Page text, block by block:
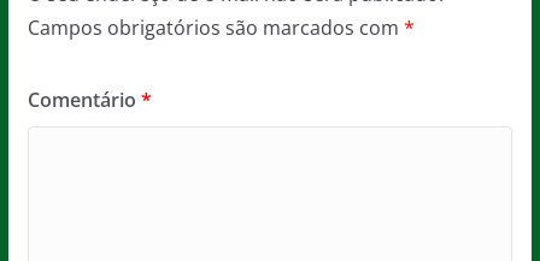
Campos obrigatórios são marcados com *
Comentário *